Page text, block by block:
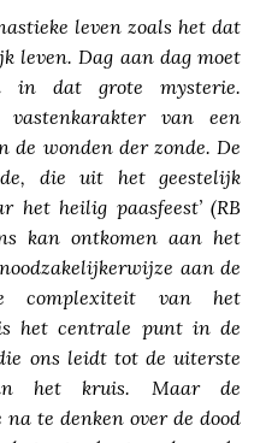
leven zoals het dat
leven. Dag aan dag moet
in dat grote mysterie.
van een
de wonden der zonde. De
die uit het geestelijk
het heilig paasfeest’ (RB
kan ontkomen aan het
aan de
complexiteit van het
het centrale punt in de
ons leidt tot de uiterste
het kruis. Maar de
te denken over de dood